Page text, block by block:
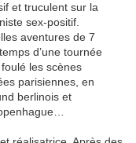
et truculent sur la
sex-positif.
aventures de 7
d’une tournée
les scènes
parisiennes, en
berlinois et